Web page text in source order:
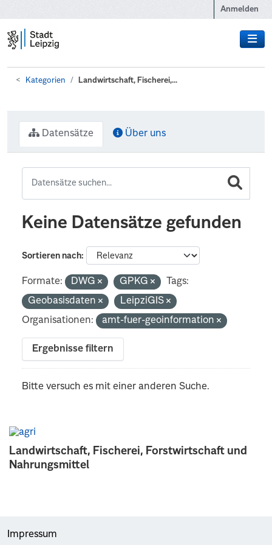
Anmelden
Kategorien Landwirtschaft, Fischerei,...
Landwirtschaft, Fischerei, Forstwirtschaft und
Nahrungsmittel
Datensätze Über uns
Keine Datensätze gefunden
Sortieren nach
Formate: DWG GPKG
Tags:
Geobasisdaten
LeipziGIS
Organisationen:
amt-fuer-geoinformation
Ergebnisse filtern
Bitte versuch es mit einer anderen Suche.
Impressum